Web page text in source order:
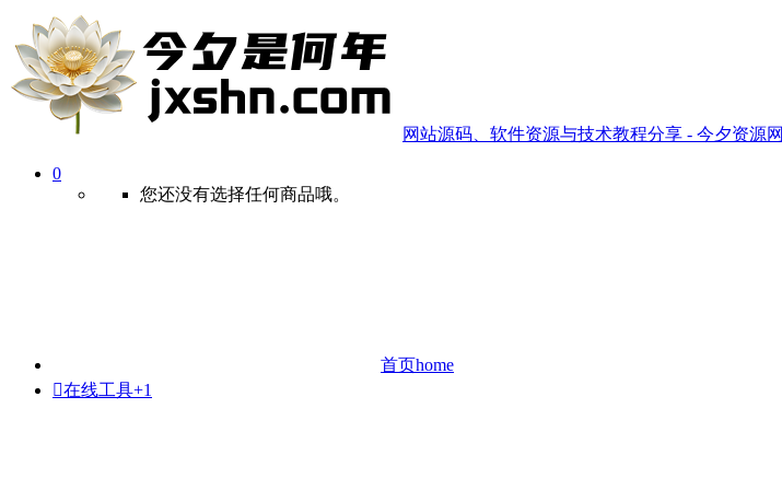
网站源码、软件资源与技术教程分享 - 今夕资源网
0
您还没有选择任何商品哦。
首页home
在线工具+1